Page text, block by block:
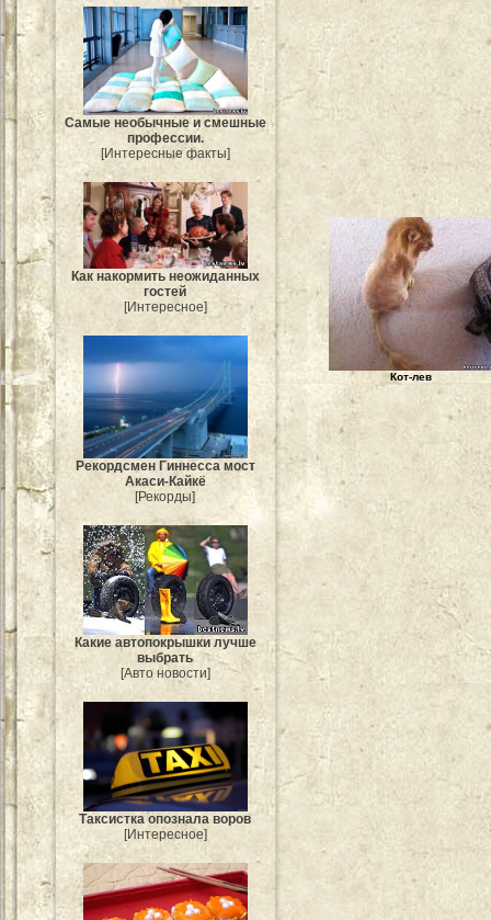
Самые необычные и смешные
профессии.
[Интересные факты]
Как накормить неожиданных
гостей
[Интересное]
Рекордсмен Гиннесса мост
Акаси-Кайкё
[Рекорды]
Какие автопокрышки лучше
выбрать
[Авто новости]
Таксистка опознала воров
[Интересное]
Кот-лев